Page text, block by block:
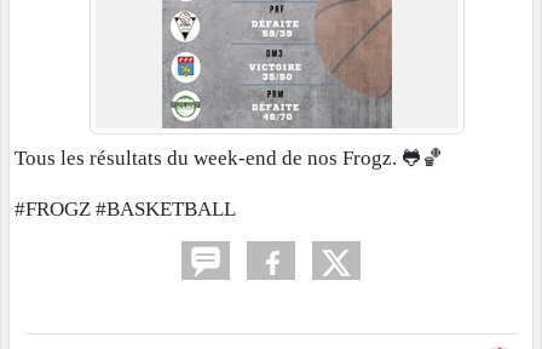
Tous les résultats du week-end de nos Frogz. 🐸🏀
#FROGZ #BASKETBALL